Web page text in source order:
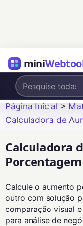
mini
Página Inicial >
Calculadora de
Calculadora
Porcentagem
Calcule o aumento
outro com solução
comparação visual
para análise de